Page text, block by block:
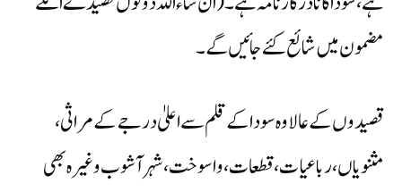
مضمون میں شائع کئے جائیں گے۔
قصیدوں کے عالاوہ سودا کے قلم سے اعلیٰ درجے کے مراثی،
مثنویاں، رباعیات،قطعات، واسوخت، شہر آشوب وغیرہ بھی